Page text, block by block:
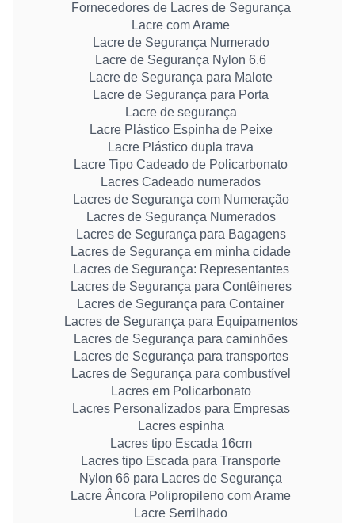
Fornecedores de Lacres de Segurança
Lacre com Arame
Lacre de Segurança Numerado
Lacre de Segurança Nylon 6.6
Lacre de Segurança para Malote
Lacre de Segurança para Porta
Lacre de segurança
Lacre Plástico Espinha de Peixe
Lacre Plástico dupla trava
Lacre Tipo Cadeado de Policarbonato
Lacres Cadeado numerados
Lacres de Segurança com Numeração
Lacres de Segurança Numerados
Lacres de Segurança para Bagagens
Lacres de Segurança em minha cidade
Lacres de Segurança: Representantes
Lacres de Segurança para Contêineres
Lacres de Segurança para Container
Lacres de Segurança para Equipamentos
Lacres de Segurança para caminhões
Lacres de Segurança para transportes
Lacres de Segurança para combustível
Lacres em Policarbonato
Lacres Personalizados para Empresas
Lacres espinha
Lacres tipo Escada 16cm
Lacres tipo Escada para Transporte
Nylon 66 para Lacres de Segurança
Lacre Âncora Polipropileno com Arame
Lacre Serrilhado